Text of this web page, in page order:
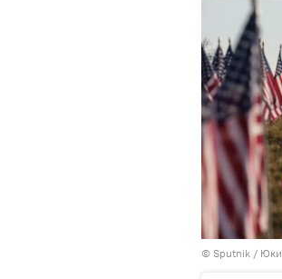
© Sputnik /